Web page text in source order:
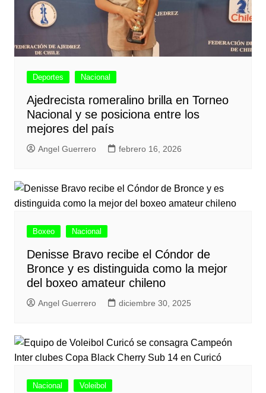
Deportes Nacional
Ajedrecista romeralino brilla en Torneo
Nacional y se posiciona entre los
mejores del país
Angel Guerrero febrero 16, 2026
Boxeo Nacional
Denisse Bravo recibe el Cóndor de
Bronce y es distinguida como la mejor
del boxeo amateur chileno
Angel Guerrero diciembre 30, 2025
Nacional Voleibol